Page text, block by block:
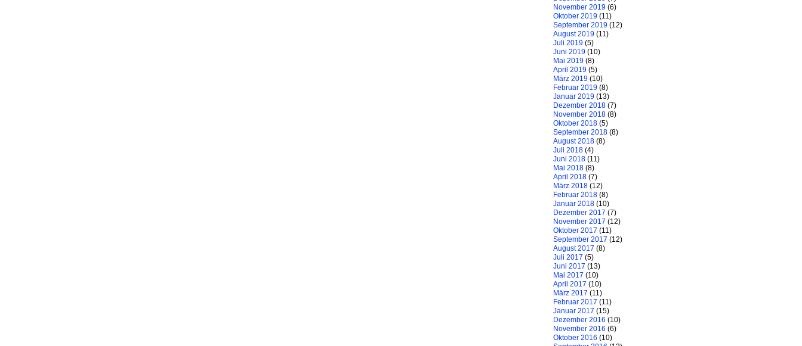
November 2019 (6)
Oktober 2019 (11)
September 2019 (12)
August 2019 (11)
Juli 2019 (5)
Juni 2019 (10)
Mai 2019 (8)
April 2019 (5)
März 2019 (10)
Februar 2019 (8)
Januar 2019 (13)
Dezember 2018 (7)
November 2018 (8)
Oktober 2018 (5)
September 2018 (8)
August 2018 (8)
Juli 2018 (4)
Juni 2018 (11)
Mai 2018 (8)
April 2018 (7)
März 2018 (12)
Februar 2018 (8)
Januar 2018 (10)
Dezember 2017 (7)
November 2017 (12)
Oktober 2017 (11)
September 2017 (12)
August 2017 (8)
Juli 2017 (5)
Juni 2017 (13)
Mai 2017 (10)
April 2017 (10)
März 2017 (11)
Februar 2017 (11)
Januar 2017 (15)
Dezember 2016 (10)
November 2016 (6)
Oktober 2016 (10)